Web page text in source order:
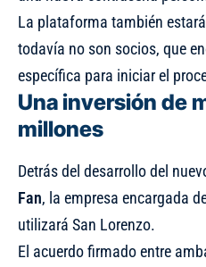
La plataforma también
todavía no son socios, que
específica para iniciar el
Una inversión de
millones
Detrás del desarrollo del
Fan, la empresa encargada
utilizará San Lorenzo.
El acuerdo firmado entre